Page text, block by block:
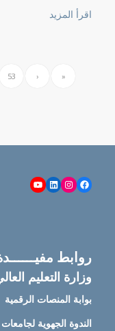
اقرأ المزيد
«
‹
53
Facebook
Instagram
LinkedIn
YouTube
روابط
وزارة التعليم
بوابة المنصات الرقمية
الندوة الجهوية